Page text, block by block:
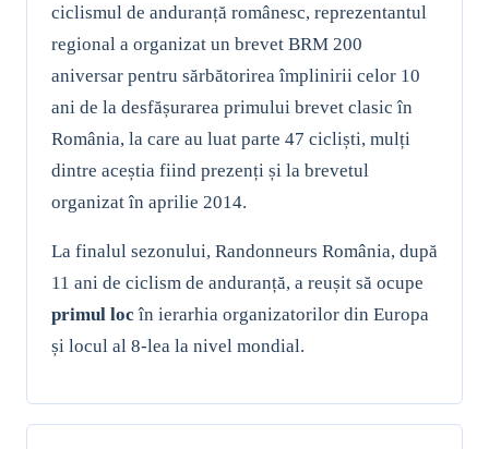
ciclismul de anduranță românesc, reprezentantul
regional a organizat un brevet BRM 200
aniversar pentru sărbătorirea împlinirii celor 10
ani de la desfășurarea primului brevet clasic în
România, la care au luat parte 47 cicliști, mulți
dintre aceștia fiind prezenți și la brevetul
organizat în aprilie 2014.
La finalul sezonului, Randonneurs România, după
11 ani de ciclism de anduranță, a reușit să ocupe
primul loc în ierarhia organizatorilor din Europa
și locul al 8-lea la nivel mondial.